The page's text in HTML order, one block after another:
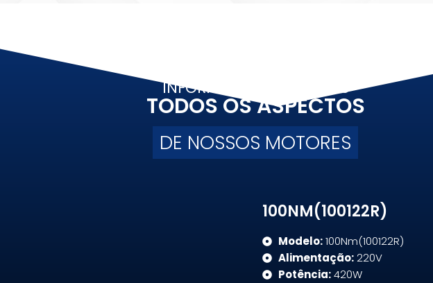
INFORMAÇÕES TÉCNICAS
TODOS OS ASPECTOS
DE NOSSOS MOTORES
100NM(100122R)
Modelo:100Nm(100122R)
Alimentação:220V
Potência:420W